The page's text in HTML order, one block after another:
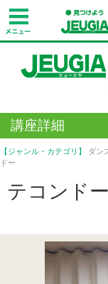
講座詳細
【ジャンル・カテゴリ】 ダン
ドー
テコンド